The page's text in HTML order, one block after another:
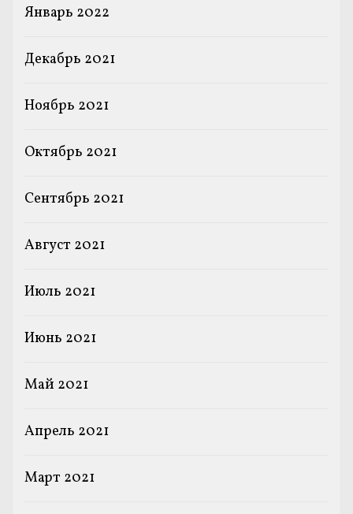
Январь 2022
Декабрь 2021
Ноябрь 2021
Октябрь 2021
Сентябрь 2021
Август 2021
Июль 2021
Июнь 2021
Май 2021
Апрель 2021
Март 2021